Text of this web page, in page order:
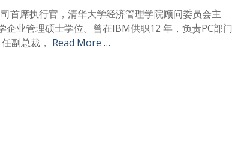
首席执行官，清华大学经济管理学院顾问委员会主
业管理硕士学位。曾在IBM供职12 年，负责PC部门
副总裁， Read More …